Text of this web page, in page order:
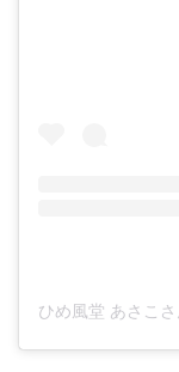
ひめ風堂 あさこ